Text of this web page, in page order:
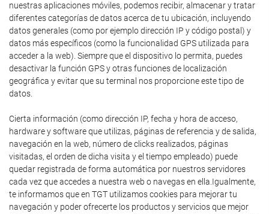
nuestras aplicaciones móviles, podemos recibir, almacenar y tratar
diferentes categorías de datos acerca de tu ubicación, incluyendo
datos generales (como por ejemplo dirección IP y código postal) y
datos más específicos (como la funcionalidad GPS utilizada para
acceder a la web). Siempre que el dispositivo lo permita, puedes
desactivar la función GPS y otras funciones de localización
geográfica y evitar que su terminal nos proporcione este tipo de
datos.
Cierta información (como dirección IP, fecha y hora de acceso,
hardware y software que utilizas, páginas de referencia y de salida,
navegación en la web, número de clicks realizados, páginas
visitadas, el orden de dicha visita y el tiempo empleado) puede
quedar registrada de forma automática por nuestros servidores
cada vez que accedes a nuestra web o navegas en ella.Igualmente,
te informamos que en TGT utilizamos cookies para mejorar tu
navegación y poder ofrecerte los productos y servicios que mejor